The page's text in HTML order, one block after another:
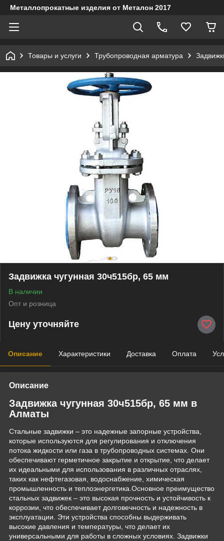
Металлопрокатные изделия от Металон 2017
Товары и услуги Трубопроводная арматура
Задвижка чугунная 30ч515бр, 65 мм
В наличии
Опт и розница
Цену уточняйте
Описание Характеристики Доставка Оплата
Описание
Задвижка чугунная 30ч515бр, 65 мм в
Алматы
Стальные задвижки – это надежные запорные устройства,
которые используются для регулирования и отключения
потока жидкости или газа в трубопроводных системах. Они
обеспечивают герметичное закрытие и открытие, что делает
их идеальными для использования в различных отраслях,
таких как нефтегазовая, водоснабжение, химическая
промышленность и теплоэнергетика.Основное преимущество
стальных задвижек – это высокая прочность и устойчивость к
коррозии, что обеспечивает долговечность и надежность в
эксплуатации. Эти устройства способны выдерживать
высокие давления и температуры, что делает их
универсальными для работы в сложных условиях. Задвижки